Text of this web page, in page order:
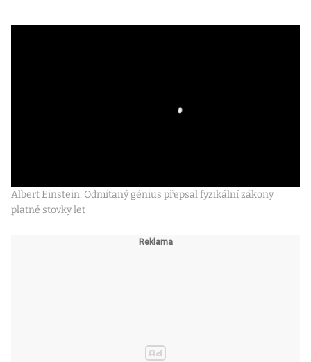
Albert Einstein. Odmítaný génius přepsal fyzikální zákony
platné stovky let